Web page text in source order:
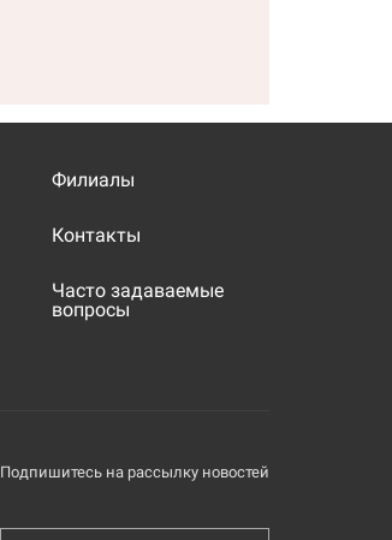
Филиалы
Контакты
Часто задаваемые
вопросы
Подпишитесь на рассылку новостей